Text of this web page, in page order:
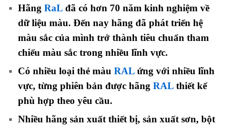
Hãng RaL đã có hơn 70 năm kinh nghiệm về
dữ liệu màu. Đến nay hãng đã phát triển hệ
màu sắc của mình trở thành tiêu chuẩn tham
chiếu màu sắc trong nhiều lĩnh vực.
Có nhiều loại thẻ màu RAL ứng với nhiều lĩnh
vực, từng phiên bản được hãng RAL thiết kế
phù hợp theo yêu cầu.
Nhiều hãng sản xuất thiết bị, sản xuất sơn, bột